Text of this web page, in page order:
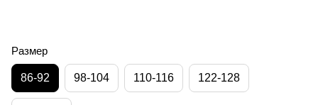
Размер
86-92 98-104 110-116 122-128